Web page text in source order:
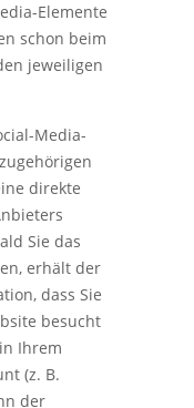
Elemente
schon beim
jeweiligen
Media-
direkte
Sie das
erhält der
dass Sie
besucht
Ihrem
(z. B.
der